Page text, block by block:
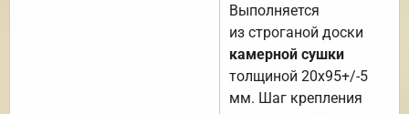
Выполняется
из строганой доски
камерной сушки
толщиной 20х95+/-5
мм. Шаг крепления